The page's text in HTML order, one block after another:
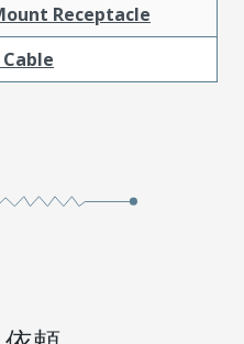
Receptacle